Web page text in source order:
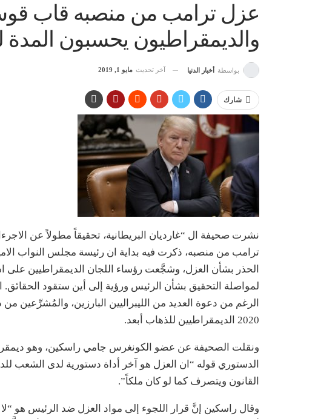
عزل ترامب من منصبه قاب
والديمقراطيون يحسبون المدة
بواسطة أخبار الدنيا آخر تحديث مايو 1, 2019
شارك
نشرت صحيفة ال “غارديان البريطانية، تحقيقاً مطولاً عن
ترامب من منصبه، ذكرت فيه بداية ان رئيسة مجلس النواب
الحذر بشأن العزل، وشجَّعت رؤساء اللجان الديمقراطيين على
لمواصلة التحقيق بشأن الرئيس ورؤية إلى أين ستقود
الرغم من دعوة العديد من الليبراليين البارزين،
2020 الديمقراطيين للذهاب أبعد.
ونقلت الصحيفة عن عضو الكونغرس جامي راسكين، وهو
الدستوري قوله “ان العزل هو آخر أداة دستورية لدى الشعب
القانون ويتصرف كما لو كان ملكاً”.
وقال راسكين إنَّ قرار اللجوء إلى مواد العزل ضد الرئيس هو